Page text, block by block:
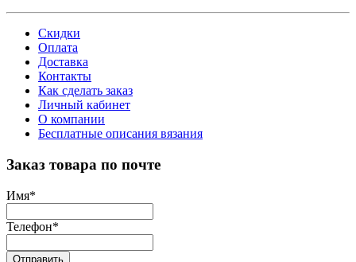
Скидки
Оплата
Доставка
Контакты
Как сделать заказ
Личный кабинет
О компании
Бесплатные описания вязания
Заказ товара по почте
Имя*
Телефон*
Отправить